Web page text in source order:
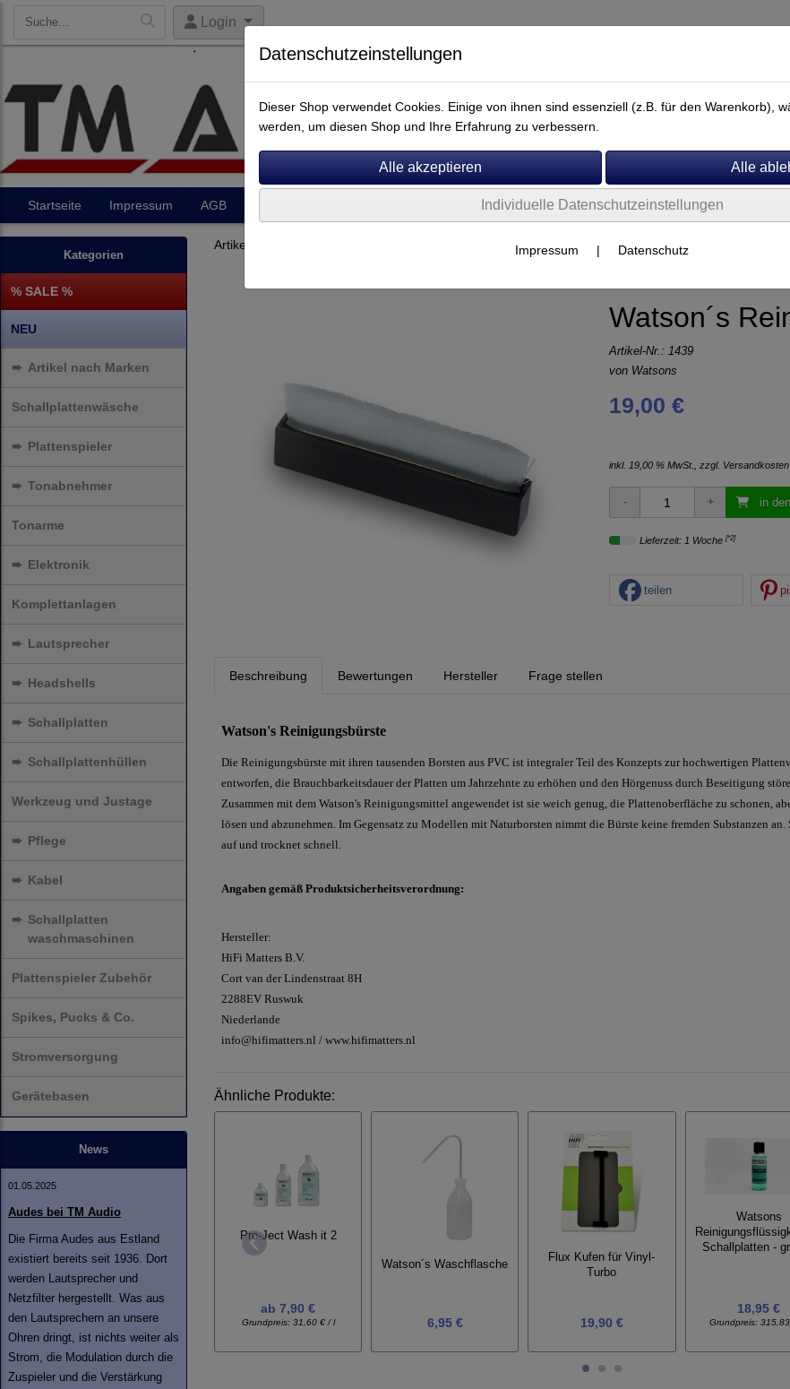
Login
Startseite Impressum AGB
Kategorien
% SALE %
NEU
➨ Artikel nach Marken
Schallplattenwäsche
➨ Plattenspieler
➨ Tonabnehmer
Tonarme
➨ Elektronik
Komplettanlagen
➨ Lautsprecher
➨ Headshells
➨ Schallplatten
➨ Schallplattenhüllen
Werkzeug und Justage
➨ Pflege
➨ Kabel
➨ Schallplatten
waschmaschinen
Plattenspieler Zubehör
Spikes, Pucks & Co.
Stromversorgung
Gerätebasen
News
01.05.2025
Audes bei TM Audio
Die Firma Audes aus Estland
existiert bereits seit 1936. Dort
werden Lautsprecher und
Netzfilter hergestellt. Was aus
den Lautsprechern an unsere
Ohren dringt, ist nichts weiter als
Strom, die Modulation durch die
Zuspieler und die Verstärkung
Artikel nach Marken
Watson´s
Artikel-Nr.: 1439
von Watsons
19,00 €
inkl. 19,00 % MwSt., zzgl. Versandkosten
in
Lieferzeit: 1 Woche [*2]
teilen
Beschreibung Bewertungen Hersteller Frage stellen
Watson's Reinigungsbürste
Die Reinigungsbürste mit ihren tausenden Borsten aus PVC ist integraler Teil des Konzepts zur hochwertigen
entworfen, die Brauchbarkeitsdauer der Platten um Jahrzehnte zu erhöhen und den Hörgenuss durch Beseitigung
Zusammen mit dem Watson's Reinigungsmittel angewendet ist sie weich genug, die Plattenoberfläche zu schonen,
lösen und abzunehmen. Im Gegensatz zu Modellen mit Naturborsten nimmt die Bürste keine fremden Substanzen
auf und trocknet schnell.
Angaben gemäß Produktsicherheitsverordnung:
Hersteller:
HiFi Matters B.V.
Cort van der Lindenstraat 8H
2288EV Ruswuk
Niederlande
info@hifimatters.nl / www.hifimatters.nl
Ähnliche Produkte:
Pro-Ject Wash it 2
ab 7,90 €
Grundpreis: 31,60 € / l
Watson´s Waschflasche
6,95 €
Flux Kufen für Vinyl-
Turbo
19,90 €
Watsons
Schallplatten -
18,95 €
Grundpreis:
Datenschutzeinstellungen
Dieser Shop verwendet Cookies. Einige von ihnen sind essenziell (z.B. für den Warenkorb),
werden, um diesen Shop und Ihre Erfahrung zu verbessern.
Individuelle Datenschutzeinstellungen
Impressum | Datenschutz